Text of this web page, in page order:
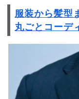
服装から髪型
丸ごとコーデ